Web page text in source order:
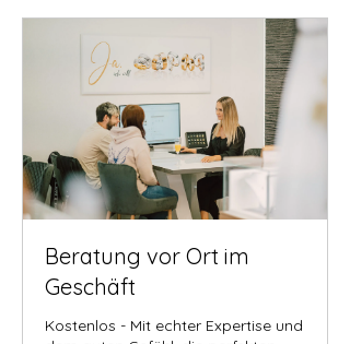
Beratung vor Ort im
Geschäft
Kostenlos - Mit echter Expertise und